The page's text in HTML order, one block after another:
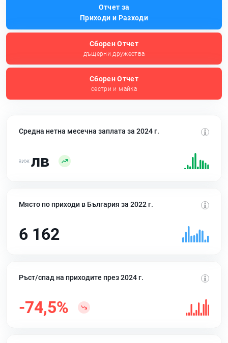
Отчет за
Приходи и Разходи
Сборен Отчет
дъщерни дружества
Сборен Отчет
сестри и майка
Средна нетна месечна заплата за 2024 г.
лв
Място по приходи в България за 2022 г.
6 162
Ръст/спад на приходите през 2024 г.
-74,5%